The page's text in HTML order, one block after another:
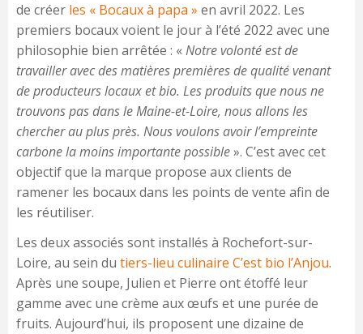
de créer les « Bocaux à papa » en avril 2022. Les
premiers bocaux voient le jour à l’été 2022 avec une
philosophie bien arrêtée : «Notre volonté est de
travailler avec des matières premières de qualité venant
de producteurs locaux et bio. Les produits que nous ne
trouvons pas dans le Maine-et-Loire, nous allons les
chercher au plus près. Nous voulons avoir l’empreinte
carbone la moins importante possible». C’est avec cet
objectif que la marque propose aux clients de
ramener les bocaux dans les points de vente afin de
les réutiliser.
Les deux associés sont installés à Rochefort-sur-
Loire, au sein du tiers-lieu culinaire C’est bio l’Anjou.
Après une soupe, Julien et Pierre ont étoffé leur
gamme avec une crème aux œufs et une purée de
fruits. Aujourd’hui, ils proposent une dizaine de